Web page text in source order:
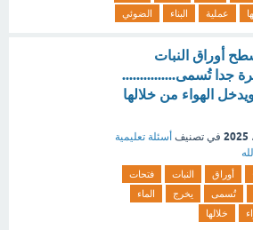
عملية البناء الضوئي
أوراق النبات
جدا تُسمى...............
الهواء من خلالها
في تصنيف أسئلة تعليمية
أوراق النبات
فتحات
تُسمى يخرج
الماء
خلالها